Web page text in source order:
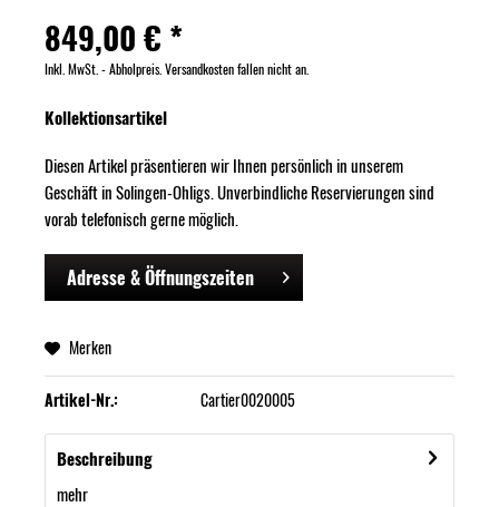
849,00 € *
Inkl. MwSt. - Abholpreis. Versandkosten fallen nicht an.
Kollektionsartikel
Diesen Artikel präsentieren wir Ihnen persönlich in unserem
Geschäft in Solingen-Ohligs. Unverbindliche Reservierungen sind
vorab telefonisch gerne möglich.
Adresse & Öffnungszeiten
Merken
Artikel-Nr.: Cartier0020005
Beschreibung
mehr